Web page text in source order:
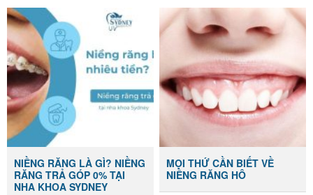
NIỀNG RĂNG LÀ GÌ? NIỀNG
RĂNG TRẢ GÓP 0% TẠI
NHA KHOA SYDNEY
MỌI THỨ CẦN BIẾT VỀ
NIỀNG RĂNG HÔ